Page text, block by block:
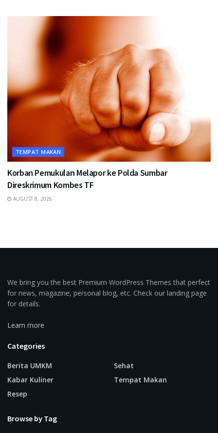
TEMPAT MAKAN
Korban Pemukulan Melapor ke Polda Sumbar
Direskrimum Kombes TF
AUGUST 8, 2026
We bring you the best Premium WordPress Themes that perfect
for news, magazine, personal blog, etc. Check our landing page
for details.
Learn more
Categories
Berita UMKM
Kabar Kuliner
Resep
Sehat
Tempat Makan
Browse by Tag